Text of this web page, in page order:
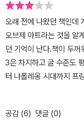
근대의 여명기를 다룬 2
세기의 라이프 스타일이
에서는 도시, 기차, 가구,
세기의 변화상을 보여주
이 시대에 현대 삶의 뿌리가
9세기와 근대를 다루면
취와 오물로 뒤덮인 최악
오래 전에 나왔던 책인데
오브제 아트라는 것을 알
던 기억이 난다.책이 두
3은 차지하고 글 수준도
터 나폴레옹 시대까지 프
다는 사실을 깨달았다.
오래 머물렀던 것 같기도
공감 (6) 댓글 (0)